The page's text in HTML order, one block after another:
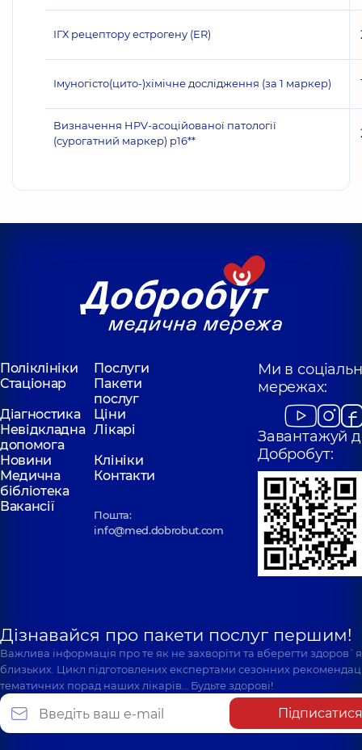
ІГХ рецептору естрогену (ER)
Імуногісто(цито-)хімічне дослідження (за 1 маркер)
Визначення HPV-асоційованої патології
(сурогатний маркер) p16**
Поліклініки
Послуги
Стаціонар
Пакети
послуг
Діагностика
Ціни
Невідкладна
допомога
Лікарі
Новини
Клініки
Медична
бібліотека
Контакти
Вакансії
Пошта:
info@med.dobrobut.com
Ми в
мережах:
Завантажуй
Добробут:
Дізнавайся про пакети послуг першим!
Важлива інформація про те як не захворіти та вберегти
близьких. Цикл підготовлених експертами сезонних
тематичних порад наших лікарів… Будьте здорові!
Підписатися